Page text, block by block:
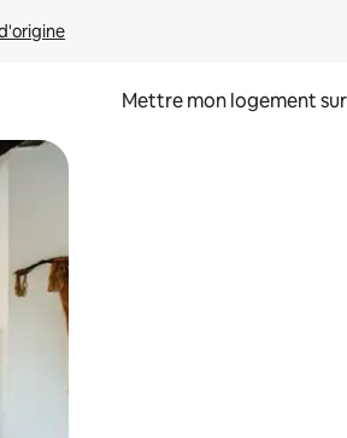
Mettre mon logement